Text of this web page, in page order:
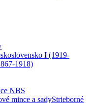
I (1919-
1918)
NBS
mince a sadyStrieborné